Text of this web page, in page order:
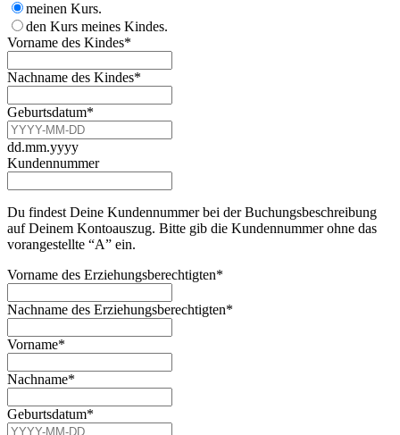
meinen Kurs.
den Kurs meines Kindes.
Vorname des Kindes*
Nachname des Kindes*
Geburtsdatum*
dd.mm.yyyy
Kundennummer
Du findest Deine Kundennummer bei der Buchungsbeschreibung
auf Deinem Kontoauszug. Bitte gib die Kundennummer ohne das
vorangestellte “A” ein.
Vorname des Erziehungsberechtigten*
Nachname des Erziehungsberechtigten*
Phone
Vorname*
Nachname*
Geburtsdatum*